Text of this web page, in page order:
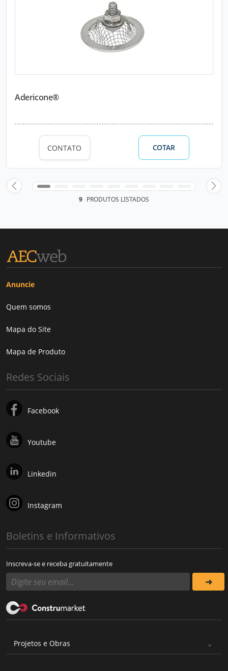
Adericone®
CONTATO COTAR
9 PRODUTOS LISTADOS
Anuncie
Quem somos
Mapa do Site
Mapa de Produto
Redes Sociais
Facebook
Youtube
Linkedin
Instagram
Boletins e Informativos
Inscreva-se e receba gratuitamente
Projetos e Obras